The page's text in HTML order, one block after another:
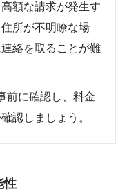
額な請求が発生す
所が不明瞭な場
絡を取ることが難
前に確認し、料金
認しましょう。
性